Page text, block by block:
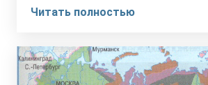
Читать полностью